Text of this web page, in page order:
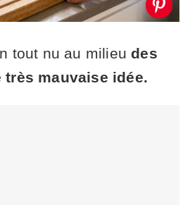
tout nu au milieudes
mauvaise idée.